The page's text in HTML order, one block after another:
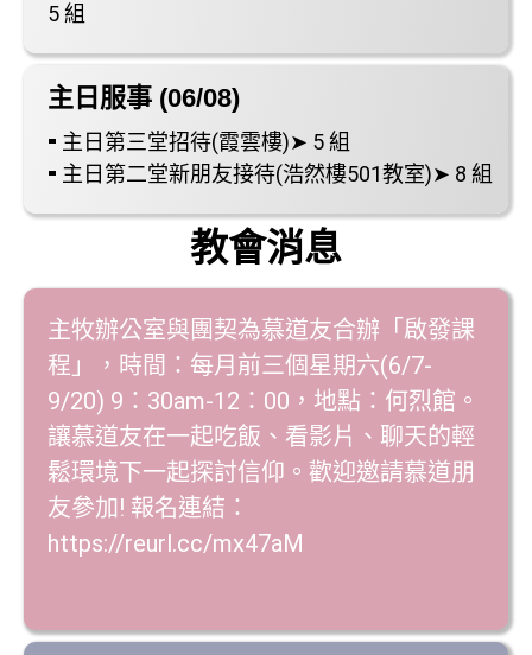
5 組
主日服事 (06/08)
⁃ 主日第三堂招待(霞雲樓)➤ 5 組
⁃ 主日第二堂新朋友接待(浩然樓501教室)➤ 8 組
教會消息
主牧辦公室與團契為慕道友合辦「啟發課
程」，時間：每月前三個星期六(6/7-
9/20) 9：30am-12：00，地點：何烈館。
讓慕道友在一起吃飯、看影片、聊天的輕
鬆環境下一起探討信仰。歡迎邀請慕道朋
友參加! 報名連結：
https://reurl.cc/mx47aM